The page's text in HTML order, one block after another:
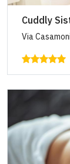
Cuddly
Via